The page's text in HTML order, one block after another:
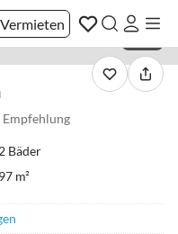
Vermieten
Empfehlung
2 Bäder
97 m²